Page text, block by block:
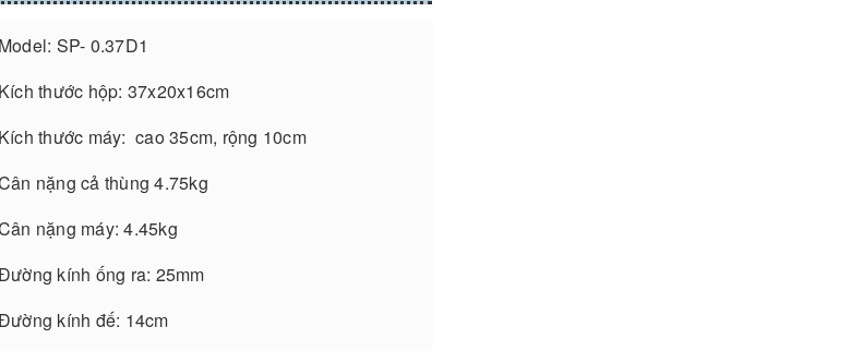
Model: SP- 0.37D1
Kích thước hộp: 37x20x16cm
Kích thước máy: cao 35cm, rộng 10cm
nặng cả thùng 4.75kg
nặng máy: 4.45kg
kính ống ra: 25mm
kính đế: 14cm